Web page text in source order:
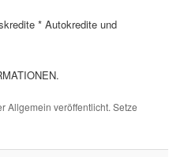
* Autokredite und
Allgemein veröffentlicht. Setze